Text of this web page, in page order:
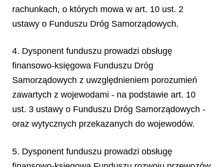
rachunkach, o których mowa w art. 10 ust. 2
ustawy o Funduszu Dróg Samorządowych.
4. Dysponent funduszu prowadzi obsługę
finansowo-księgowa Funduszu Dróg
Samorządowych z uwzględnieniem porozumień
zawartych z wojewodami - na podstawie art. 10
ust. 3 ustawy o Funduszu Dróg Samorządowych -
oraz wytycznych przekazanych do wojewodów.
5. Dysponent funduszu prowadzi obsługę